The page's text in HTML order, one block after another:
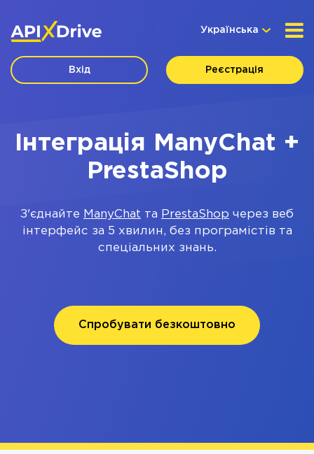
Українська
Вхід Реєстрація
Інтеграція ManyChat +
PrestaShop
З'єднайте ManyChat та PrestaShop через веб
інтерфейс за 5 хвилин, без програмістів та
спеціальних знань.
Спробувати безкоштовно